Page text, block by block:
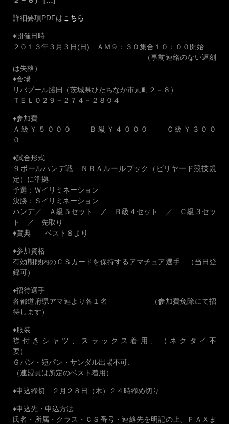
詳細要項PDFはこちら
♦開催日時
２０１３年３月３日(日) ＡＭ９：３０集合１０：００開始
（事前連絡のない遅刻
は失格）
♦会場
リバプール勝田（茨城県ひたちなか市元町２－８）
ＴＥＬ０２９－２７４－２８０４
♦参加費
Ａ級￥５０００ Ｂ級￥４０００ Ｃ級￥３００
０
♦試合形式
９ボールハンデ戦 ＮＢＡルールブック（ビリヤード競技規
定）に準拠
予選：Ｗイリミネーション
決勝：Ｓイリミネーション
ハンデ／ Ａ級５セット ／ Ｂ級４セット ／ Ｃ級３セッ
ト ／ 先取り
♦賞典 ベスト８より
♦参加資格
有効期限内のＣＳカードを保持するアマチュア選手 （当日登
録可）
♦招待選手
各都道府県アマ連より各１名 （参加費免除にて招
待します）
♦服装
襟付きシャツ、スラックス着用、（ネクタイ不
要）
Ｇパン・短パン・サンダル出場不可、
（連盟員は所定のベスト着用）
♦申込締切 ２月２８日（木）２４時締め切り
♦申込先・申込方法
氏名・所属・クラス・ＣＳ番号・連絡先を明記の上、ＦＡＸま